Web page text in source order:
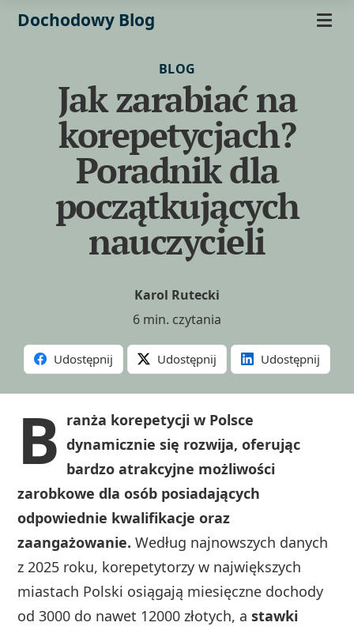
Dochodowy Blog
BLOG
Jak zarabiać na
korepetycjach?
Poradnik dla
początkujących
nauczycieli
Karol Rutecki
6 min. czytania
Udostępnij Udostępnij Udostępnij
B ranża korepetycji w Polsce
dynamicznie się rozwija, oferując
bardzo atrakcyjne możliwości
zarobkowe dla osób posiadających
odpowiednie kwalifikacje oraz
zaangażowanie. Według najnowszych danych
z 2025 roku, korepetytorzy w największych
miastach Polski osiągają miesięczne dochody
od 3000 do nawet 12000 złotych, astawki